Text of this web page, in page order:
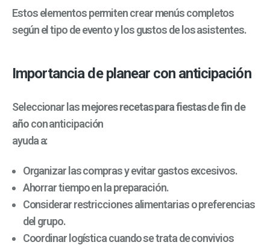
Estos elementos permiten crear menús completos
según el tipo de evento y los gustos de los asistentes.
Importancia de planear con anticipación
Seleccionar lasmejores recetas para fiestas de fin de
añocon anticipación
ayuda a:
Organizar las compras y evitar gastos excesivos.
Ahorrar tiempo en la preparación.
Considerar restricciones alimentarias o preferencias
del grupo.
Coordinar logística cuando se trata de convivios